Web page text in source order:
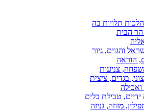
תלויות בה
הבית
והגוים, גיור
הוראה
צניעות
בגדים, ציצית
טבילת כלים
מזוזה, גניזה